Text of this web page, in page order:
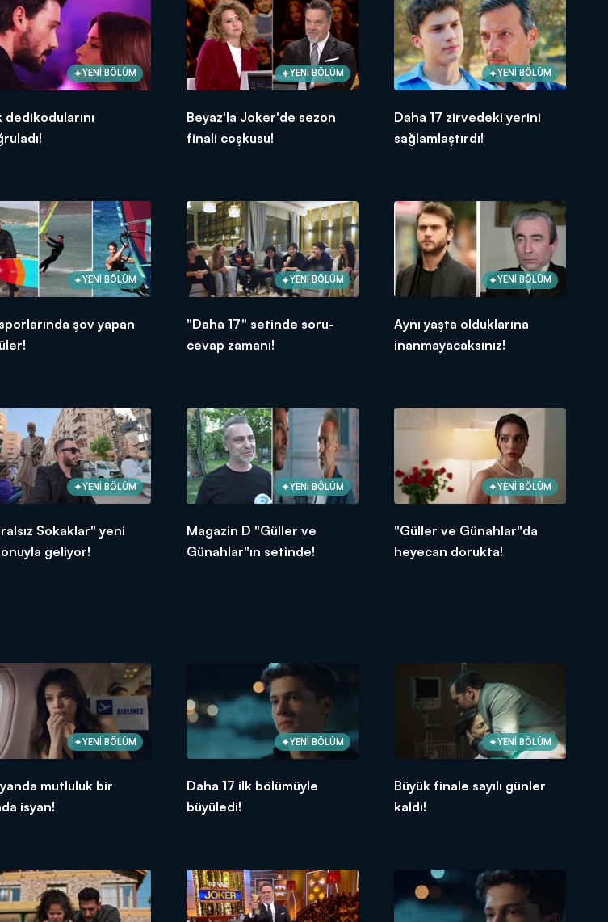
YENİ BÖLÜM
dedikodularını
YENİ BÖLÜM
Beyaz'la Joker'de sezon
finali coşkusu!
YENİ BÖLÜM
Daha 17 zirvedeki yerini
sağlamlaştırdı!
YENİ BÖLÜM
şov yapan
YENİ BÖLÜM
"Daha 17" setinde soru-
cevap zamanı!
YENİ BÖLÜM
Aynı yaşta olduklarına
inanmayacaksınız!
YENİ BÖLÜM
Sokaklar" yeni
geliyor!
YENİ BÖLÜM
Magazin D "Güller ve
Günahlar"ın setinde!
YENİ BÖLÜM
"Güller ve Günahlar"da
heyecan dorukta!
YENİ BÖLÜM
mutluluk bir
isyan!
YENİ BÖLÜM
Daha 17 ilk bölümüyle
büyüledi!
YENİ BÖLÜM
Büyük finale sayılı günler
kaldı!